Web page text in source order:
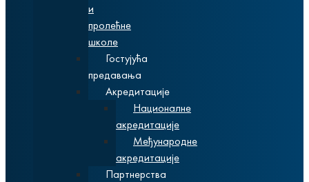
и
пролећне
школе
Гостујућа
предавања
Акредитације
Националне
акредитације
Међународне
акредитације
Партнерства